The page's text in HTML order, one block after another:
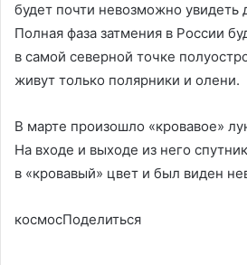
будет почти невозможно увидеть
Полная фаза затмения в России
в самой северной точке
живут только полярники и олени.
В марте произошло «кровавое»
На входе и выходе из него
в «кровавый» цвет и был виден
космосПоделиться